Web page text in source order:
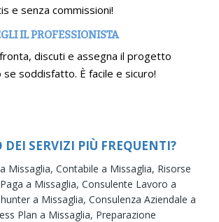
e senza commissioni!
IL PROFESSIONISTA
discuti e assegna il progetto
se soddisfatto. È facile e sicuro!
DEI SERVIZI PIÙ FREQUENTI?
Missaglia, Contabile a Missaglia, Risorse
a Missaglia, Consulente Lavoro a
a Missaglia, Consulenza Aziendale a
Plan a Missaglia, Preparazione